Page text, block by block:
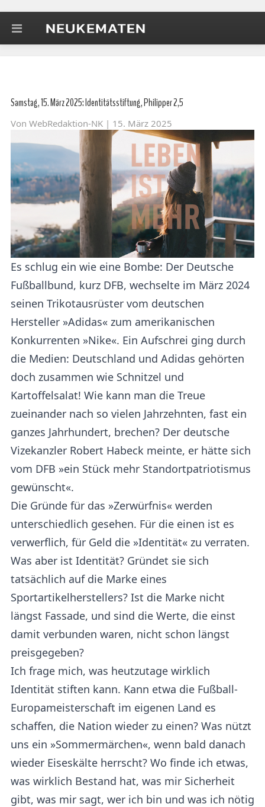
Samstag, 15. März 2025: Identitätsstiftung, Philipper 2,5
Von WebRedaktion-NK | 15. März 2025
Es schlug ein wie eine Bombe: Der Deutsche
Fußballbund, kurz DFB, wechselte im März 2024
seinen Trikotausrüster vom deutschen
Hersteller »Adidas« zum amerikanischen
Konkurrenten »Nike«. Ein Aufschrei ging durch
die Medien: Deutschland und Adidas gehörten
doch zusammen wie Schnitzel und
Kartoffelsalat! Wie kann man die Treue
zueinander nach so vielen Jahrzehnten, fast ein
ganzes Jahrhundert, brechen? Der deutsche
Vizekanzler Robert Habeck meinte, er hätte sich
vom DFB »ein Stück mehr Standortpatriotismus
gewünscht«.
Die Gründe für das »Zerwürfnis« werden
unterschiedlich gesehen. Für die einen ist es
verwerflich, für Geld die »Identität« zu verraten.
Was aber ist Identität? Gründet sie sich
tatsächlich auf die Marke eines
Sportartikelherstellers? Ist die Marke nicht
längst Fassade, und sind die Werte, die einst
damit verbunden waren, nicht schon längst
preisgegeben?
Ich frage mich, was heutzutage wirklich
Identität stiften kann. Kann etwa die Fußball-
Europameisterschaft im eigenen Land es
schaffen, die Nation wieder zu einen? Was nützt
uns ein »Sommermärchen«, wenn bald danach
wieder Eiseskälte herrscht? Wo finde ich etwas,
was wirklich Bestand hat, was mir Sicherheit
gibt, was mir sagt, wer ich bin und was ich nötig